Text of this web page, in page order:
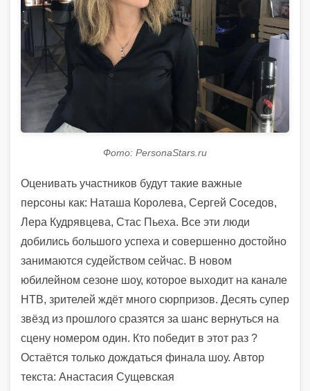
Фото: PersonaStars.ru
Оценивать участников будут такие важные
персоны как: Наташа Королева, Сергей Соседов,
Лера Кудрявцева, Стас Пьеха. Все эти люди
добились большого успеха и совершенно достойно
занимаются судейством сейчас. В новом
юбилейном сезоне шоу, которое выходит на канале
НТВ, зрителей ждёт много сюрпризов. Десять супер
звёзд из прошлого сразятся за шанс вернуться на
сцену номером один. Кто победит в этот раз ?
Остаётся только дождаться финала шоу. Автор
текста: Анастасия Сущевская